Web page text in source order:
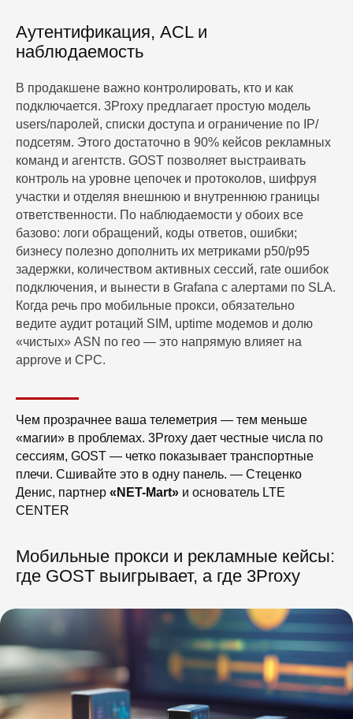
Аутентификация, ACL и
наблюдаемость
В продакшене важно контролировать, кто и как
подключается. 3Proxy предлагает простую модель
users/паролей, списки доступа и ограничение по IP/
подсетям. Этого достаточно в 90% кейсов рекламных
команд и агентств. GOST позволяет выстраивать
контроль на уровне цепочек и протоколов, шифруя
участки и отделяя внешнюю и внутреннюю границы
ответственности. По наблюдаемости у обоих все
базово: логи обращений, коды ответов, ошибки;
бизнесу полезно дополнить их метриками p50/p95
задержки, количеством активных сессий, rate ошибок
подключения, и вынести в Grafana с алертами по SLA.
Когда речь про мобильные прокси, обязательно
ведите аудит ротаций SIM, uptime модемов и долю
«чистых» ASN по гео — это напрямую влияет на
approve и CPC.
Чем прозрачнее ваша телеметрия — тем меньше
«магии» в проблемах. 3Proxy дает честные числа по
сессиям, GOST — четко показывает транспортные
плечи. Сшивайте это в одну панель. — Стеценко
Денис, партнер «NET-Mart» и основатель LTE
CENTER
Мобильные прокси и рекламные кейсы:
где GOST выигрывает, а где 3Proxy